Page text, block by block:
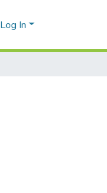
Log In